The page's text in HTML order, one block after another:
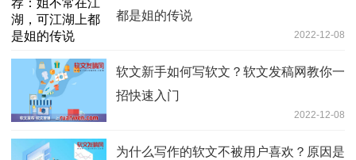
都是姐的传说
2022-12-08
软文新手如何写软文？软文发稿网教你一
招快速入门
2022-12-08
为什么写作的软文不被用户喜欢？原因是